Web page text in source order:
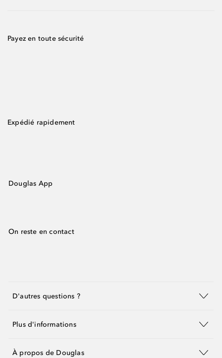
Payez en toute sécurité
Expédié rapidement
Douglas App
On reste en contact
D'autres questions ?
Plus d'informations
À propos de Douglas